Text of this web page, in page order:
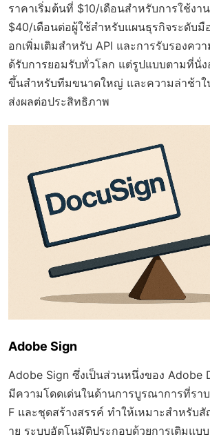
ราคาเริ่มต้นที่ $10/เดือนสำหรับการใช้งา
$40/เดือนต่อผู้ใช้สำหรับแผนธุรกิจระดับมื
อกเพิ่มเติมสำหรับ API และการรับรองคว
ด้รับการยอมรับทั่วโลก แต่รูปแบบตามที่นั่
ขึ้นสำหรับทีมขนาดใหญ่ และความล่าช้าใ
ส่งผลต่อประสิทธิภาพ
Adobe Sign
Adobe Sign ซึ่งเป็นส่วนหนึ่งของ Adobe
มีความโดดเด่นในด้านการบูรณาการที่รา
F และชุดสร้างสรรค์ ทำให้เหมาะสำหรั
าย ระบบอัตโนมัติประกอบด้วยการเติมแบ